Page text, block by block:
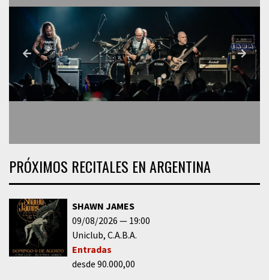
PRÓXIMOS RECITALES EN ARGENTINA
SHAWN JAMES
09/08/2026
19:00
Uniclub C.A.B.A.
Entradas
desde 90.000,00